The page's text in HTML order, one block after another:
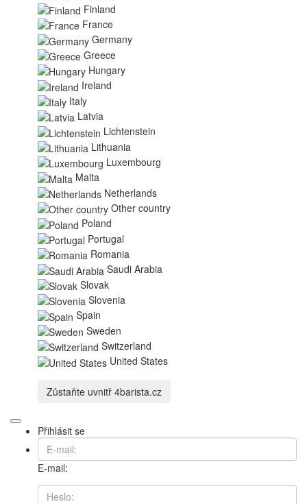
Finland
France
Germany
Greece
Hungary
Ireland
Italy
Latvia
Lichtenstein
Lithuania
Luxembourg
Malta
Netherlands
Other country
Poland
Portugal
Romania
Saudi Arabia
Slovak
Slovenia
Spain
Sweden
Switzerland
United States
Zůstaňte uvnitř 4barista.cz
Přihlásit se
E-mail: